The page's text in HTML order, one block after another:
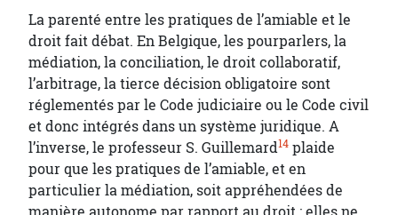
La parenté entre les pratiques de l’amiable et le
droit fait débat. En Belgique, les pourparlers, la
médiation, la conciliation, le droit collaboratif,
l’arbitrage, la tierce décision obligatoire sont
réglementés par le Code judiciaire ou le Code civil
et donc intégrés dans un système juridique. A
l’inverse, le professeur S. Guillemard14 plaide
pour que les pratiques de l’amiable, et en
particulier la médiation, soit appréhendées de